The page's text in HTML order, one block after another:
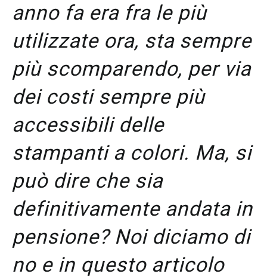
anno fa era fra le più
utilizzate ora, sta sempre
più scomparendo, per via
dei costi sempre più
accessibili delle
stampanti a colori. Ma, si
può dire che sia
definitivamente andata in
pensione? Noi diciamo di
no e in questo articolo